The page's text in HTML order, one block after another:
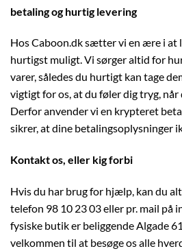
betaling og hurtig levering
Hos Caboon.dk sætter vi en ære i at
hurtigst muligt. Vi sørger altid for
varer, således du hurtigt kan tage
vigtigt for os, at du føler dig tryg,
Derfor anvender vi en krypteret
sikrer, at dine betalingsoplysninger
Kontakt os, eller kig forbi
Hvis du har brug for hjælp, kan du
telefon 98 10 23 03 eller pr. mail på
fysiske butik er beliggende Algade
velkommen til at besøge os alle